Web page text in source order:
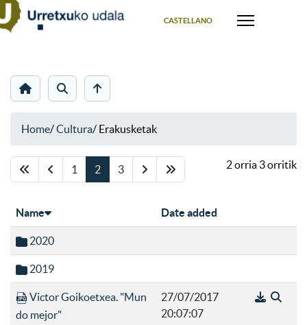
CASTELLANO
Home/Cultura/ Erakusketak
2 orria 3 orritik
1 2 3
Name Date added
2020
2019
Victor Goikoetxea. "Mun
do mejor"
27/07/2017
20:07:07